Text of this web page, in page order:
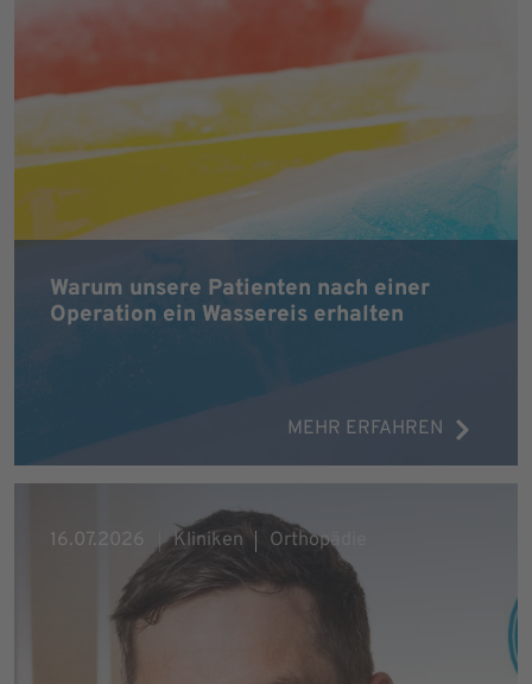
Warum unsere Patienten nach einer
Operation ein Wassereis erhalten
MEHR ERFAHREN
16.07.2026 Kliniken Orthopädie